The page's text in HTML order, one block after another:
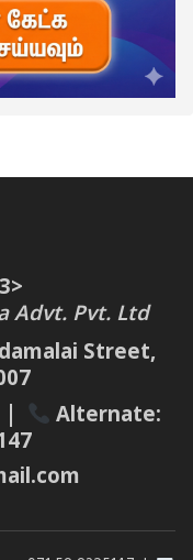
Advt. Pvt. Ltd
Street,
Alternate: